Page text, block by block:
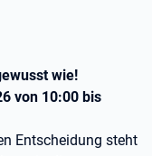
wie!
von 10:00 bis
Entscheidung steht